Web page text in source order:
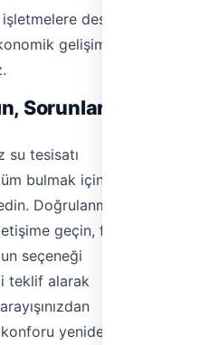
destek
gelişimine
Sorunlarınızı
su tesisatı
bulmak için
Doğrulanmış
geçin, fiyat
seçeneği
teklif alarak
yeniden